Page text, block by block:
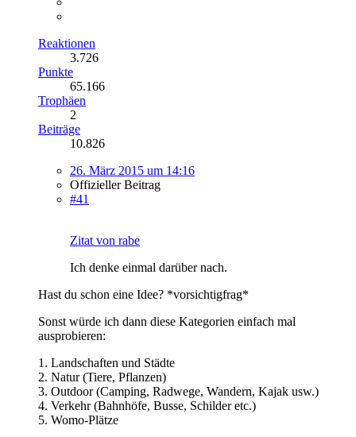
Reaktionen
3.726
Punkte
65.166
Trophäen
2
Beiträge
10.826
26. März 2015 um 14:16
Offizieller Beitrag
#41
Zitat von rabe
Ich denke einmal darüber nach.
Hast du schon eine Idee? *vorsichtigfrag*
Sonst würde ich dann diese Kategorien einfach mal
ausprobieren:
1. Landschaften und Städte
2. Natur (Tiere, Pflanzen)
3. Outdoor (Camping, Radwege, Wandern, Kajak usw.)
4. Verkehr (Bahnhöfe, Busse, Schilder etc.)
5. Womo-Plätze